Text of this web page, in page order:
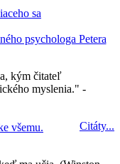
sa
psychologa Petera
kým čitateľ
myslenia." -
Citáty...
všemu.